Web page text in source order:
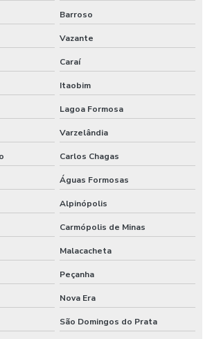
Barroso
Vazante
Caraí
Itaobim
Lagoa Formosa
Varzelândia
Carlos Chagas
Águas Formosas
Alpinópolis
Carmópolis de Minas
Malacacheta
Peçanha
Nova Era
São Domingos do Prata